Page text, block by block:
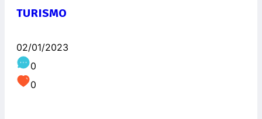
TURISMO
02/01/2023
0
0